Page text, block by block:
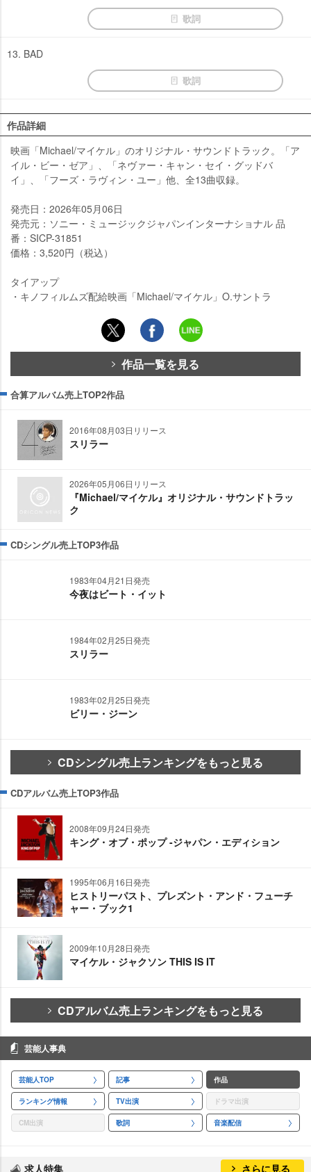
歌詞
13. BAD
歌詞
作品詳細
映画「Michael/マイケル」のオリジナル・サウンドトラック。「ア
イル・ビー・ゼア」、「ネヴァー・キャン・セイ・グッドバ
イ」、「フーズ・ラヴィン・ユー」他、全13曲収録。
発売日：2026年05月06日
発売元：ソニー・ミュージックジャパンインターナショナル 品
番：SICP-31851
価格：3,520円（税込）
タイアップ
・キノフィルムズ配給映画「Michael/マイケル」O.サントラ
作品一覧を見る
合算アルバム売上TOP2作品
2016年08月03日リリース
スリラー
2026年05月06日リリース
『Michael/マイケル』オリジナル・サウンドトラッ
ク
CDシングル売上TOP3作品
1983年04月21日発売
今夜はビート・イット
1984年02月25日発売
スリラー
1983年02月25日発売
ビリー・ジーン
CDシングル売上ランキングをもっと見る
CDアルバム売上TOP3作品
2008年09月24日発売
キング・オブ・ポップ -ジャパン・エディション
1995年06月16日発売
ヒストリーパスト、プレズント・アンド・フューチ
ャー・ブック1
2009年10月28日発売
マイケル・ジャクソン THIS IS IT
CDアルバム売上ランキングをもっと見る
芸能人事典
芸能人TOP 記事 作品
ランキング情報 TV出演 ドラマ出演
CM出演 歌詞 音楽配信
求人特集 さらに見る